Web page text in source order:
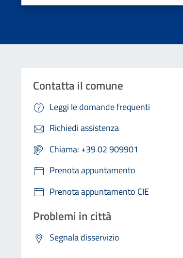
Contatta il comune
Leggi le domande frequenti
Richiedi assistenza
Chiama: +39 02 909901
Prenota appuntamento
Prenota appuntamento CIE
Problemi in città
Segnala disservizio